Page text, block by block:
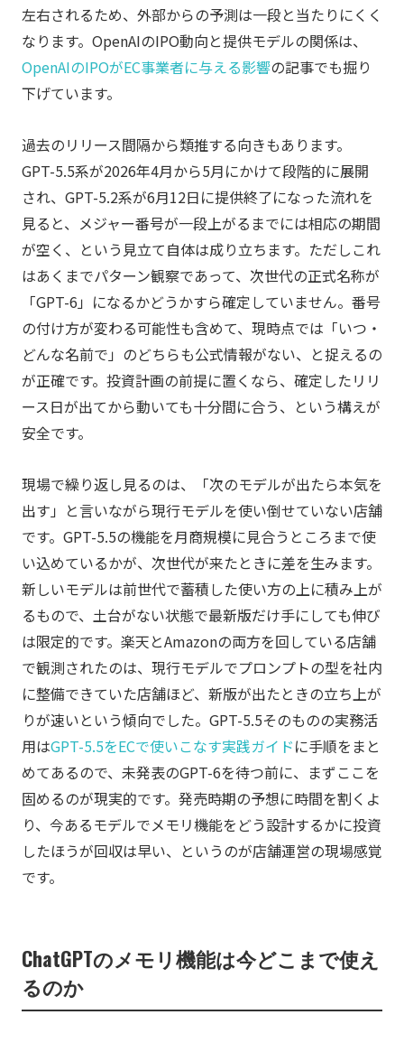
左右されるため、外部からの予測は一段と当たりにくく
なります。OpenAIのIPO動向と提供モデルの関係は、
OpenAIのIPOがEC事業者に与える影響の記事でも掘り
下げています。
過去のリリース間隔から類推する向きもあります。
GPT-5.5系が2026年4月から5月にかけて段階的に展開
され、GPT-5.2系が6月12日に提供終了になった流れを
見ると、メジャー番号が一段上がるまでには相応の期間
が空く、という見立て自体は成り立ちます。ただしこれ
はあくまでパターン観察であって、次世代の正式名称が
「GPT-6」になるかどうかすら確定していません。番号
の付け方が変わる可能性も含めて、現時点では「いつ・
どんな名前で」のどちらも公式情報がない、と捉えるの
が正確です。投資計画の前提に置くなら、確定したリリ
ース日が出てから動いても十分間に合う、という構えが
安全です。
現場で繰り返し見るのは、「次のモデルが出たら本気を
出す」と言いながら現行モデルを使い倒せていない店舗
です。GPT-5.5の機能を月商規模に見合うところまで使
い込めているかが、次世代が来たときに差を生みます。
新しいモデルは前世代で蓄積した使い方の上に積み上が
るもので、土台がない状態で最新版だけ手にしても伸び
は限定的です。楽天とAmazonの両方を回している店舗
で観測されたのは、現行モデルでプロンプトの型を社内
に整備できていた店舗ほど、新版が出たときの立ち上が
りが速いという傾向でした。GPT-5.5そのものの実務活
用はGPT-5.5をECで使いこなす実践ガイドに手順をまと
めてあるので、未発表のGPT-6を待つ前に、まずここを
固めるのが現実的です。発売時期の予想に時間を割くよ
り、今あるモデルでメモリ機能をどう設計するかに投資
したほうが回収は早い、というのが店舗運営の現場感覚
です。
ChatGPTのメモリ機能は今どこまで使え
るのか